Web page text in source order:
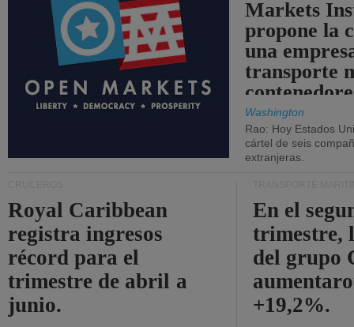
Markets
propone la
una
transporte
Washington
Rao: Hoy Estados
cártel de seis
extranjeras.
Royal Caribbean
registra ingresos
récord para el
trimestre de abril a
junio.
En el
trimestre,
del grupo
+19,2%.